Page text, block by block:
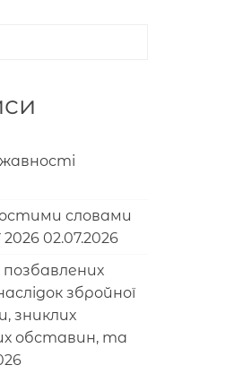
словами
2026 02.07.2026
позбавлених
збройної
зниклих
обставин, та